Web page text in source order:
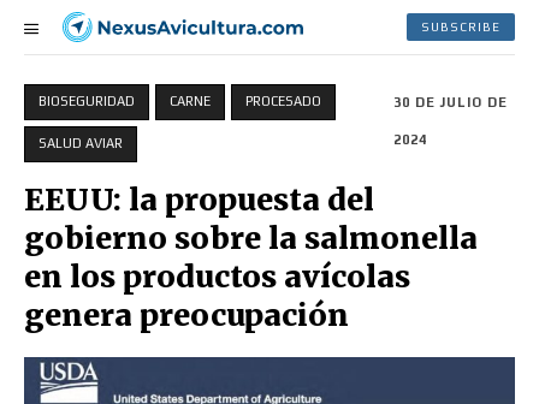
SUBSCRIBE
BIOSEGURIDAD CARNE PROCESADO
SALUD AVIAR
30 DE JULIO DE
2024
EEUU: la propuesta del
gobierno sobre la salmonella
en los productos avícolas
genera preocupación